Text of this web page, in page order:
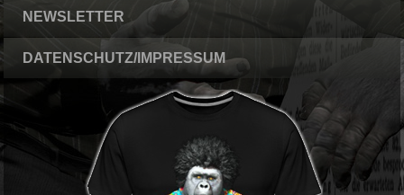
NEWSLETTER
DATENSCHUTZ/IMPRESSUM